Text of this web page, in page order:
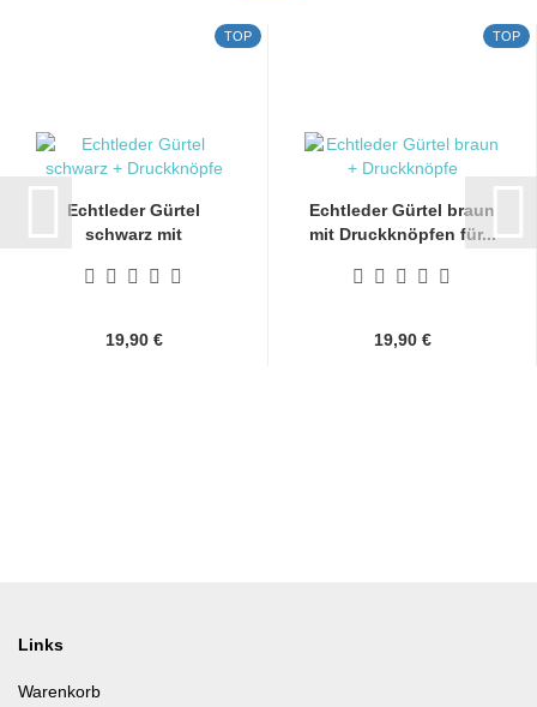
TOP
Echtleder Gürtel
schwarz mit
19,90 €
TOP
Echtleder Gürtel braun
mit Druckknöpfen für...
19,90 €
Links
Warenkorb